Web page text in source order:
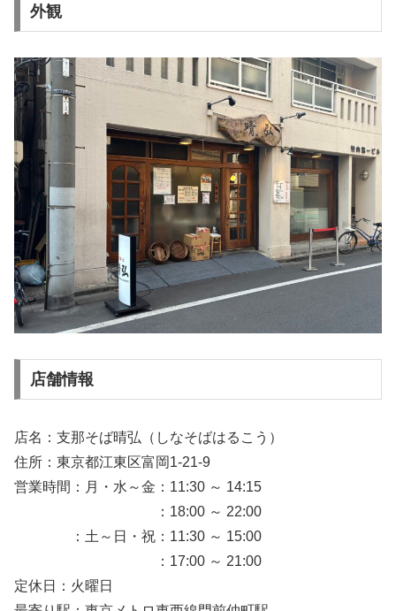
外観
店舗情報
店名：支那そば晴弘（しなそばはるこう）
住所：東京都江東区富岡1-21-9
営業時間：月・水～金：11:30 ～ 14:15
：18:00 ～ 22:00
：土～日・祝：11:30 ～ 15:00
：17:00 ～ 21:00
定休日：火曜日